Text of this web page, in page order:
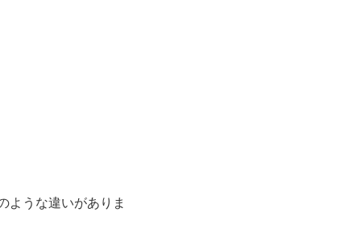
ような違いがありま